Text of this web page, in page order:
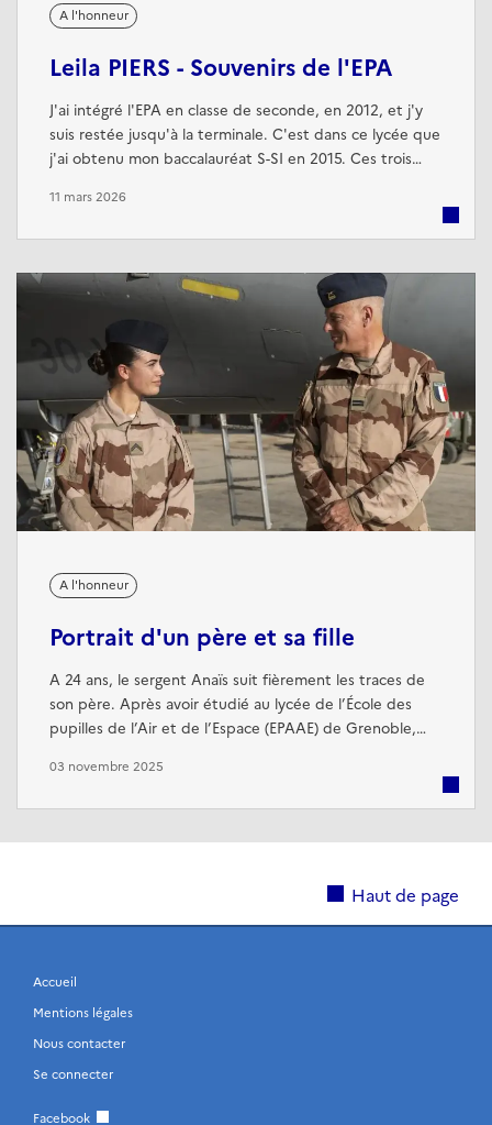
A l'honneur
Leila PIERS - Souvenirs de l'EPA
J'ai intégré l'EPA en classe de seconde, en 2012, et j'y
suis restée jusqu'à la terminale. C'est dans ce lycée que
j'ai obtenu mon baccalauréat S-SI en 2015. Ces trois
combinaison de discipline et d'indépendance, mais
11 mars 2026
A l'honneur
Portrait d'un père et sa fille
A 24 ans, le sergent Anaïs suit fièrement les traces de
son père. Après avoir étudié au lycée de l’École des
pupilles de l’Air et de l’Espace (EPAAE) de Grenoble,
en 2021 dans l’armée de l’Air et de l’Espace. Elle sort de
...
03 novembre 2025
Haut de page
Accueil
Mentions légales
Nous contacter
Se connecter
Facebook